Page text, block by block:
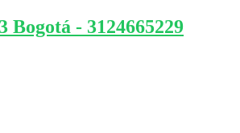
Bogotá - 3124665229